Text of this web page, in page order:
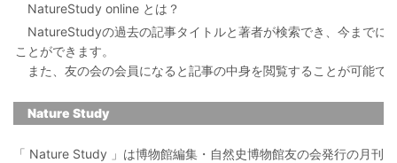
NatureStudy online とは？
NatureStudyの過去の記事タイトルと著者が検索でき、今までに
ことができます。
また、友の会の会員になると記事の中身を閲覧することが可能で
Nature Study
「 Nature Study 」は博物館編集・自然史博物館友の会発行の月刊